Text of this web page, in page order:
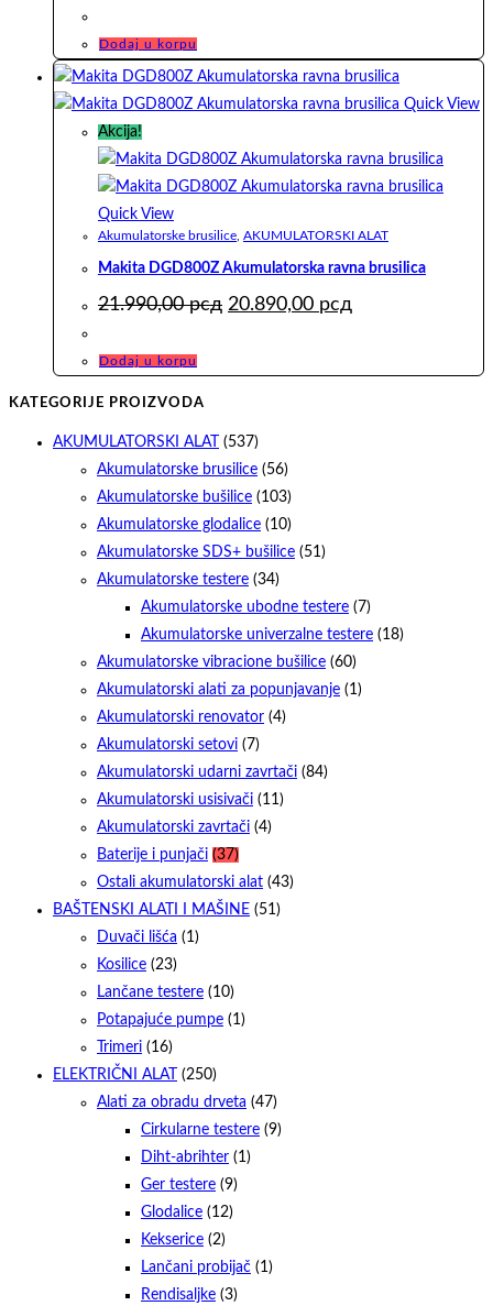
54.290,00 рсд.
Dodaj u korpu
Quick View
Akcija!
Quick View
Akumulatorske brusilice AKUMULATORSKI ALAT
Makita DGD800Z Akumulatorska ravna brusilica
21.990,00рсд Originalna
21.990,00 рсд.
20.890,00 рсд
Dodaj u korpu
KATEGORIJE PROIZVODA
AKUMULATORSKI ALAT
(537)
Akumulatorske brusilice (56)
Akumulatorske bušilice (103)
Akumulatorske glodalice (10)
Akumulatorske SDS+ bušilice (51)
Akumulatorske testere (34)
Akumulatorske ubodne testere (7)
Akumulatorske univerzalne testere (18)
Akumulatorske vibracione bušilice (60)
Akumulatorski alati za popunjavanje (1)
Akumulatorski renovator (4)
Akumulatorski setovi (7)
Akumulatorski udarni zavrtači (84)
Akumulatorski usisivači (11)
Akumulatorski zavrtači (4)
Baterije i punjači (37)
Ostali akumulatorski alat (43)
BAŠTENSKI ALATI I MAŠINE (51)
Duvači lišća (1)
Kosilice (23)
Lančane testere (10)
Potapajuće pumpe (1)
Trimeri (16)
ELEKTRIČNI ALAT
(250)
Alati za obradu drveta (47)
Cirkularne testere (9)
Diht-abrihter (1)
Ger testere (9)
Glodalice (12)
Kekserice (2)
Lančani probijač (1)
Rendisaljke (3)